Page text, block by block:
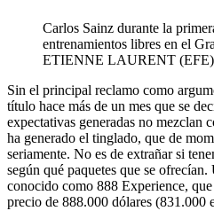
Carlos Sainz durante la
entrenamientos libres en el
ETIENNE LAURENT (EFE)
Sin el principal reclamo como
título hace más de un mes que se
expectativas generadas no mezclan
ha generado el tinglado, que de
seriamente. No es de extrañar si
según qué paquetes que se ofrecían.
conocido como 888 Experience,
precio de 888.000 dólares (831.000